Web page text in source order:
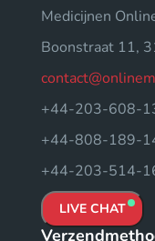
Medicijnen
Boonstraat 11,
+44-203-608-
+44-808-189-
+44-203-514-
LIVE CHAT